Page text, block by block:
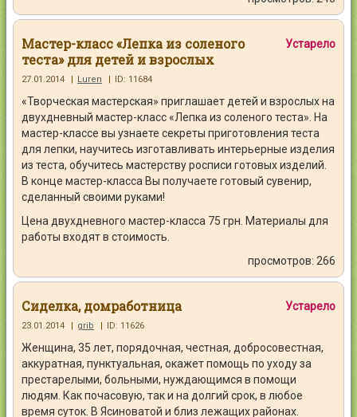
Устарело
Мастер-класс «Лепка из соленого
теста» для детей и взрослых
27.01.2014 | Luren | ID: 11684
«Творческая мастерская» приглашает детей и взрослых на
двухдневный мастер-класс «Лепка из соленого теста». На
мастер-классе вы узнаете секреты приготовления теста
для лепки, научитесь изготавливать интерьерные изделия
из теста, обучитесь мастерству росписи готовых изделий.
В конце мастер-класса Вы получаете готовый сувенир,
сделанный своими руками!
Цена двухдневного мастер-класса 75 грн. Материалы для
работы входят в стоимость.
просмотров: 266
Устарело
Сиделка, домработница
23.01.2014 | grib | ID: 11626
Женщина, 35 лет, порядочная, честная, добросовестная,
аккуратная, пунктуальная, окажет помощь по уходу за
престарелыми, больными, нуждающимся в помощи
людям. Как почасовую, так и на долгий срок, в любое
время суток. В Ясиноватой и близ лежащих районах.